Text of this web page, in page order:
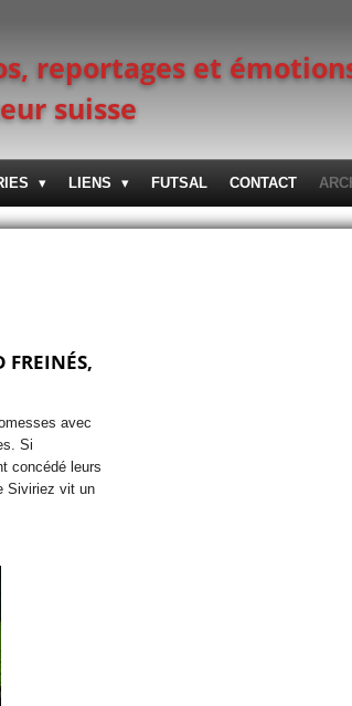
reportages et
suisse
LIENS FUTSAL CONTACT
FREINÉS,
avec
Si
concédé leurs
Siviriez vit un